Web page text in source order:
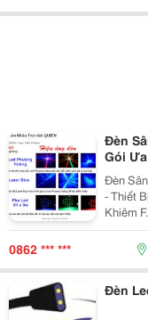
Đèn
Gói
Đèn Sân Khấu
- Thiết Bị Ánh
Khiêm F.5 Q.11
Hồng) -
0862 *** ***
Đèn